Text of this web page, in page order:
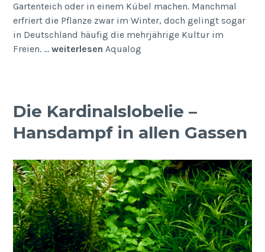
Gartenteich oder in einem Kübel machen. Manchmal
erfriert die Pflanze zwar im Winter, doch gelingt sogar
in Deutschland häufig die mehrjährige Kultur im
Freien. …weiterlesen Aqualog
Die Kardinalslobelie –
Hansdampf in allen Gassen